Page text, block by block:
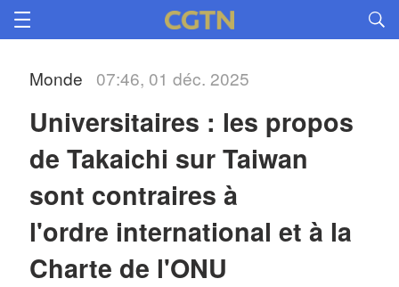
Monde 07:46, 01 déc. 2025
Universitaires : les propos
de Takaichi sur Taiwan
sont contraires à
l'ordre international et à la
Charte de l'ONU